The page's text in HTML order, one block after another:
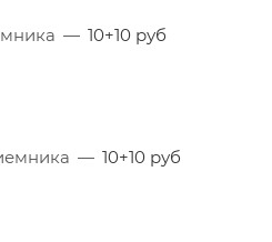
— 10+10 руб
— 10+10 руб